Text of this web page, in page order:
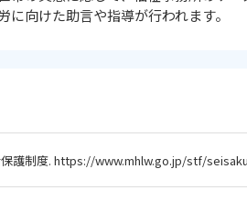
に向けた助言や指導が行われます。
保護制度. https://www.mhlw.go.jp/stf/